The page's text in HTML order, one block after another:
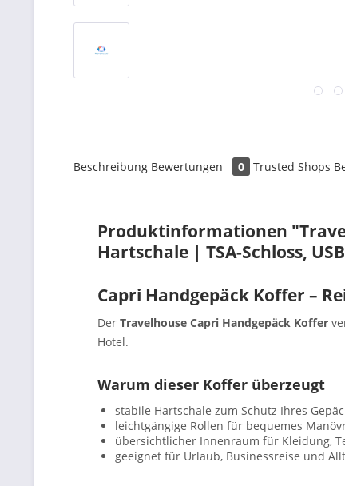
Beschreibung Bewertungen 0 Trusted Shops
Produktinformationen
Hartschale | TSA-Schloss,
Capri Handgepäck Koffer –
Der Travelhouse Capri Handgepäck Koffer
Hotel.
Warum dieser Koffer überzeugt
stabile Hartschale zum Schutz Ihres
leichtgängige Rollen für bequemes
übersichtlicher Innenraum für Kleidung,
geeignet für Urlaub, Businessreise und